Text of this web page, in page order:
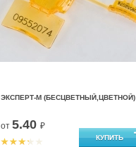
ЭКСПЕРТ-М (БЕСЦВЕТНЫЙ,ЦВЕТНОЙ)
от 5.40 ₽